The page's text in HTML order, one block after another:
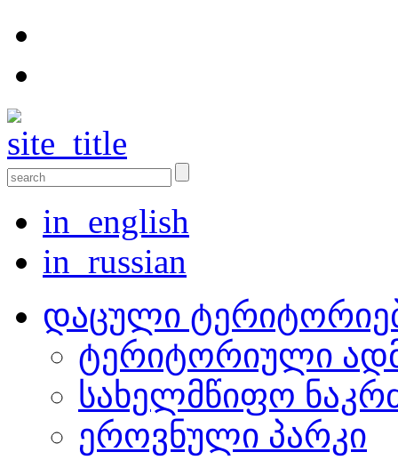
in_english
in_russian
დაცული
ტერიტორიული
სახელმწიფო
ეროვნული პარკი